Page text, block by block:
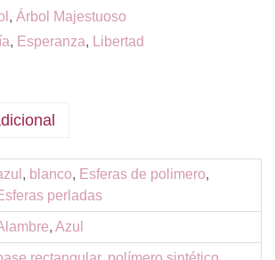
, Árbol Majestuoso
, Esperanza, Libertad
, blanco, Esferas de polimero,
perladas
, Azul